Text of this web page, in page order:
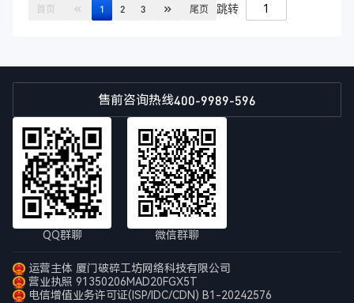
首页 1 2 3 尾页 跳转
售前咨询热线400-9989-596
QQ群聊 微信群聊
运营主体 厦门破碎工坊网络科技有限公司
营业执照 91350206MAD20FGX5T
电信增值业务许可证(ISP/IDC/CDN) B1-20242576